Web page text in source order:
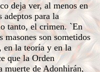
deja ver, al menos en
adeptos para la
tanto, el crimen. `En
son sometidos
en la teoría y en la
que la Orden
muerte de Adonhirán,